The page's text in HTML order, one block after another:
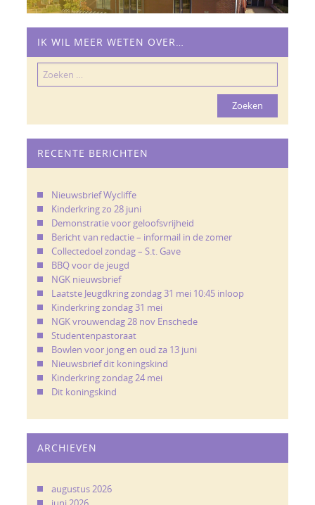
IK WIL MEER WETEN OVER…
Zoeken
naar:
RECENTE BERICHTEN
Nieuwsbrief Wycliffe
Kinderkring zo 28 juni
Demonstratie voor geloofsvrijheid
Bericht van redactie – informail in de zomer
Collectedoel zondag – S.t. Gave
BBQ voor de jeugd
NGK nieuwsbrief
Laatste Jeugdkring zondag 31 mei 10:45 inloop
Kinderkring zondag 31 mei
NGK vrouwendag 28 nov Enschede
Studentenpastoraat
Bowlen voor jong en oud za 13 juni
Nieuwsbrief dit koningskind
Kinderkring zondag 24 mei
Dit koningskind
ARCHIEVEN
augustus 2026